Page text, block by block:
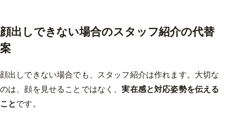
顔出しできない場合のスタッフ紹介の代替
案
顔出しできない場合でも、スタッフ紹介は作れます。大切な
のは、顔を見せることではなく、実在感と対応姿勢を伝える
ことです。